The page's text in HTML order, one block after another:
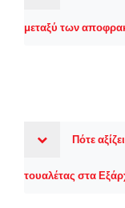
μεταξύ των
Πότε
τουαλέτας στα